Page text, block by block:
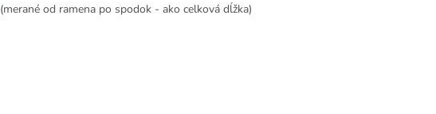
(merané od ramena po spodok - ako celková dĺžka)